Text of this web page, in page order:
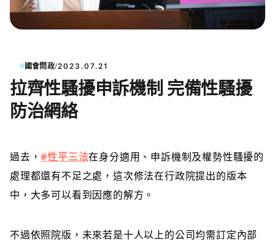
國會問政/2023.07.21
拉齊性騷擾申訴機制 完備性騷擾
防治網絡
過去，#性平三法在身分適用、申訴機制及權勢性騷擾的
處理都還有不足之處，這次修法在行政院提出的版本
中，大多可以看到因應的解方。
不過依照院版，未來若是十人以上的公司均需訂定內部